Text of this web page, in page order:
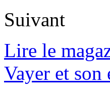
Suivant
Lire le
Vayer et son